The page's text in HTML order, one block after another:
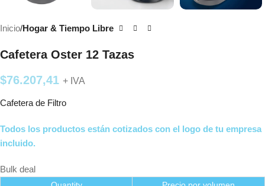
Inicio Hogar & Tiempo Libre
Cafetera Oster 12 Tazas
$76.207,41 + IVA
Cafetera de Filtro
Todos los productos están cotizados con el logo de tu empresa
incluido.
Bulk deal